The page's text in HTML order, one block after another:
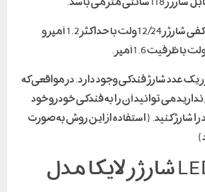
استاندارد برق وروی به کفی شارژر 12/24 ولت با حداکثر 1.2 آمپر و
عدد شارژ فندکی وجود دارد. در مواقعی که
می توانید آن را به فندکی خودرو خود
شارژ کنید. ( استفاده از این روش به صورت
چراغ های LED شارژر لایکا مدل